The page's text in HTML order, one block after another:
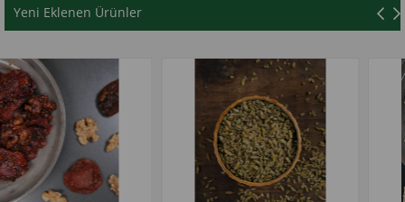
Yeni Eklenen Ürünler